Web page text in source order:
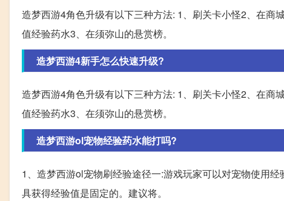
造梦西游4角色升级有以下三种方法: 1、刷关卡小怪2、在商
值经验药水3、在须弥山的悬赏榜。
造梦西游4新手怎么快速升级?
造梦西游4角色升级有以下三种方法: 1、刷关卡小怪2、在商
值经验药水3、在须弥山的悬赏榜。
造梦西游ol宠物经验药水能打吗?
1、造梦西游ol宠物刷经验途径一:游戏玩家可以对宠物使用
具获得经验值是固定的。建议将。